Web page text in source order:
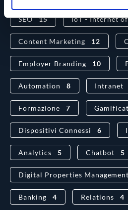
SEO15 IoT - Internet
Content Marketing 12
Employer Branding 10
Automation 8 Intranet
Formazione 7
Dispositivi Connessi 6
Analytics 5 Chatbot 5
Digital Properties Management
Banking 4 Relations 4